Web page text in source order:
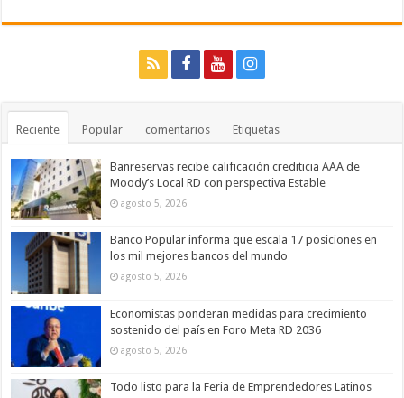
Reciente Popular comentarios Etiquetas
Banreservas recibe calificación crediticia AAA de
Moody’s Local RD con perspectiva Estable
agosto 5, 2026
Banco Popular informa que escala 17 posiciones en
los mil mejores bancos del mundo
agosto 5, 2026
Economistas ponderan medidas para crecimiento
sostenido del país en Foro Meta RD 2036
agosto 5, 2026
Todo listo para la Feria de Emprendedores Latinos